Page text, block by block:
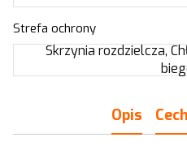
Strefa ochrony
Skrzynia rozdzielcza,
Opis